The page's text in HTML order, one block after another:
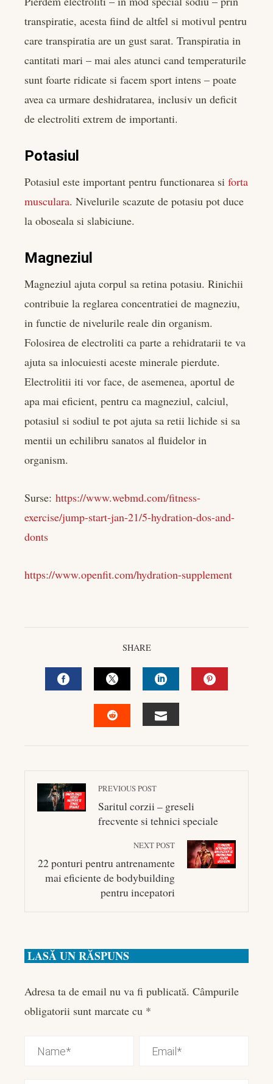
transpiratie, acesta fiind de altfel si motivul pentru
care transpiratia are un gust sarat. Transpiratia in
cantitati mari – mai ales atunci cand temperaturile
sunt foarte ridicate si facem sport intens – poate
avea ca urmare deshidratarea, inclusiv un deficit
de electroliti extrem de importanti.
Potasiul
Potasiul este important pentru functionarea si forta
musculara. Nivelurile scazute de potasiu pot duce
la oboseala si slabiciune.
Magneziul
Magneziul ajuta corpul sa retina potasiu. Rinichii
contribuie la reglarea concentratiei de magneziu,
in functie de nivelurile reale din organism.
Folosirea de electroliti ca parte a rehidratarii te va
ajuta sa inlocuiesti aceste minerale pierdute.
Electrolitii iti vor face, de asemenea, aportul de
apa mai eficient, pentru ca magneziul, calciul,
potasiul si sodiul te pot ajuta sa retii lichide si sa
mentii un echilibru sanatos al fluidelor in
organism.
Surse: https://www.webmd.com/fitness-
exercise/jump-start-jan-21/5-hydration-dos-and-
donts
https://www.openfit.com/hydration-supplement
SHARE
FACEBOOKTWITTERLINKEDIN
PREVIOUS POST
Saritul corzii – greseli
frecvente si tehnici speciale
NEXT POST
22 ponturi pentru antrenamente
mai eficiente de bodybuilding
pentru incepatori
LASĂ UN RĂSPUNS
Adresa ta de email nu va fi publicată. Câmpurile
obligatorii sunt marcate cu *